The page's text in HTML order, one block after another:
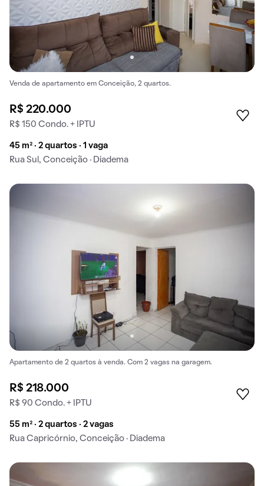
Venda de apartamento em Conceição, 2 quartos.
R$ 220.000
R$ 150 Condo. + IPTU
45 m² · 2 quartos · 1 vaga
Rua Sul, Conceição · Diadema
Apartamento de 2 quartos à venda. Com 2 vagas na garagem.
R$ 218.000
R$ 90 Condo. + IPTU
55 m² · 2 quartos · 2 vagas
Rua Capricórnio, Conceição · Diadema